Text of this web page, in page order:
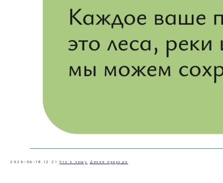
2026-06-18 12:21 Что к чему Дикая природа